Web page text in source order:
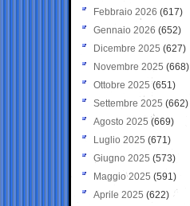
Febbraio 2026 (617)
Gennaio 2026 (652)
Dicembre 2025 (627)
Novembre 2025 (668)
Ottobre 2025 (651)
Settembre 2025 (662)
Agosto 2025 (669)
Luglio 2025 (671)
Giugno 2025 (573)
Maggio 2025 (591)
Aprile 2025 (622)